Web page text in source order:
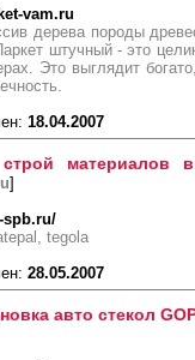
vam.ru
дерева породы
штучный - это
Это выглядит
18.04.2007
материалов
]
spb.ru/
tegola
28.05.2007
авто стекол